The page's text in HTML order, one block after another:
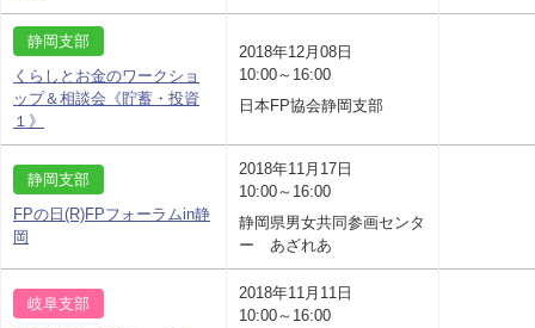
静岡支部
くらしとお金のワークショ
ップ＆相談会《貯蓄・投資
１》
2018年12月08日
10:00～16:00
日本FP協会静岡支部
静岡支部
FPの日(R)FPフォーラムin静
岡
2018年11月17日
10:00～16:00
静岡県男女共同参画センタ
ー あざれあ
岐阜支部
2018年11月11日
10:00～16:00